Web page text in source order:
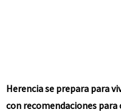
Herencia se prepara para
con recomendaciones